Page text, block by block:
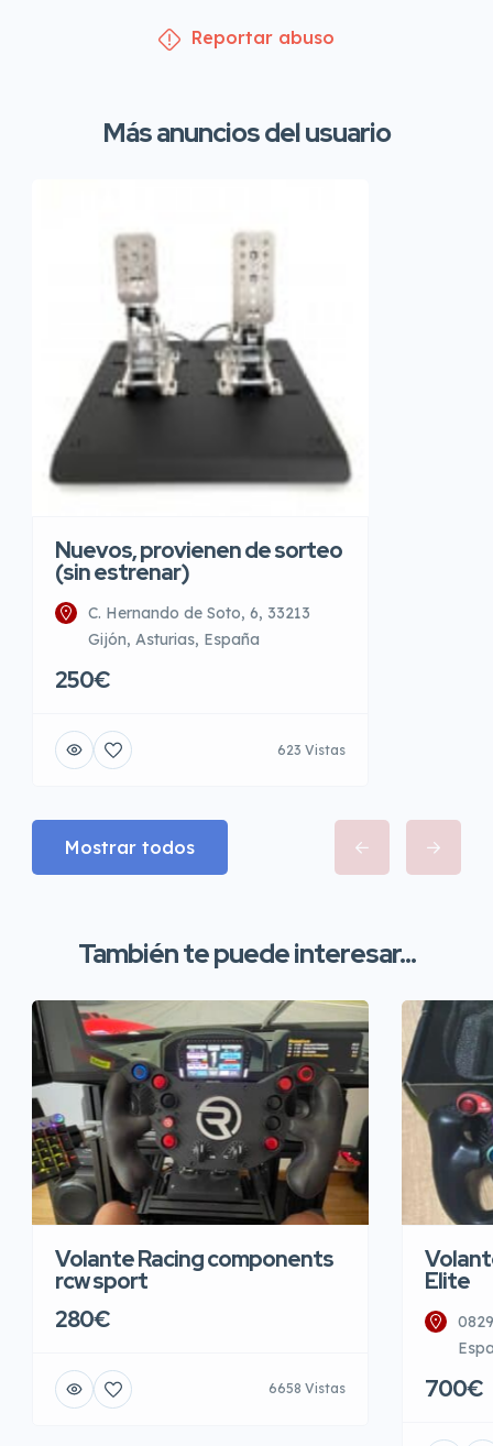
Reportar abuso
Más anuncios del usuario
Nuevos, provienen de sorteo
(sin estrenar)
C. Hernando de Soto, 6, 33213
Gijón, Asturias, España
250€
623 Vistas
Mostrar todos
También te puede interesar...
Volante Racing components
rcw sport
280€
6658 Vistas
Elite
700€